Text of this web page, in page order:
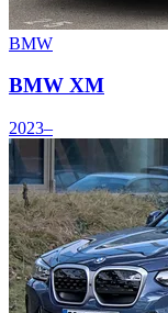
BMW
BMW XM
2023–